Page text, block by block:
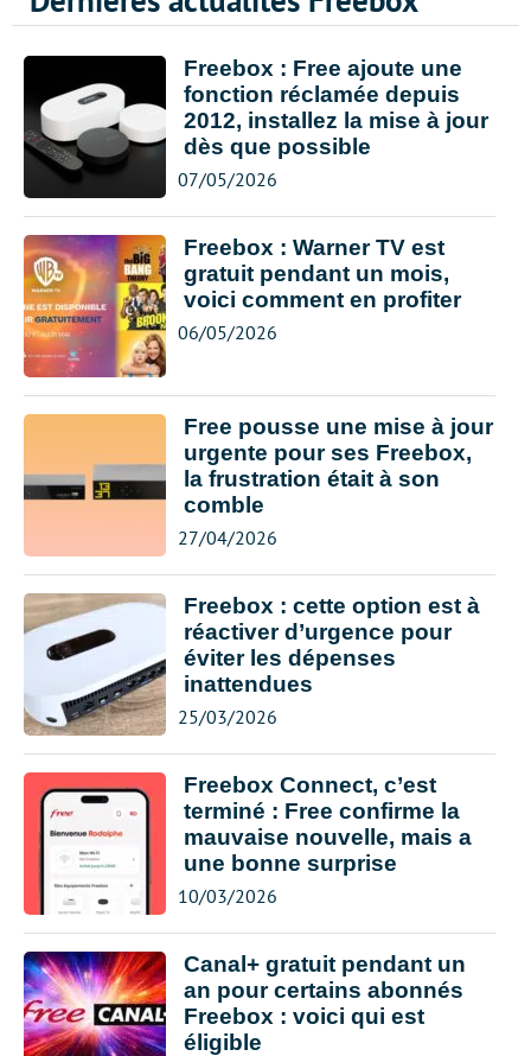
Freebox : Free ajoute une
fonction réclamée depuis
2012, installez la mise à jour
dès que possible
07/05/2026
Freebox : Warner TV est
gratuit pendant un mois,
voici comment en profiter
06/05/2026
Free pousse une mise à jour
urgente pour ses Freebox,
la frustration était à son
comble
27/04/2026
Freebox : cette option est à
réactiver d’urgence pour
éviter les dépenses
inattendues
25/03/2026
Freebox Connect, c’est
terminé : Free confirme la
mauvaise nouvelle, mais a
une bonne surprise
10/03/2026
Canal+ gratuit pendant un
an pour certains abonnés
Freebox : voici qui est
éligible